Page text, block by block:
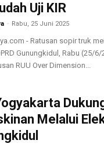
Uji KIR
- Rabu, 25 Juni 2025
- Ratusan sopir truk
Gunungkidul, Rabu (25/
RUU Over Dimension...
Melalui